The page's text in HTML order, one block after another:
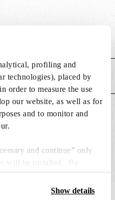
profiling and
technologies), placed by
order to measure the use
our website, as well as for
and to monitor and
and continue” only
will be installed. By
to the use of all the
settings” you can accept
Show details